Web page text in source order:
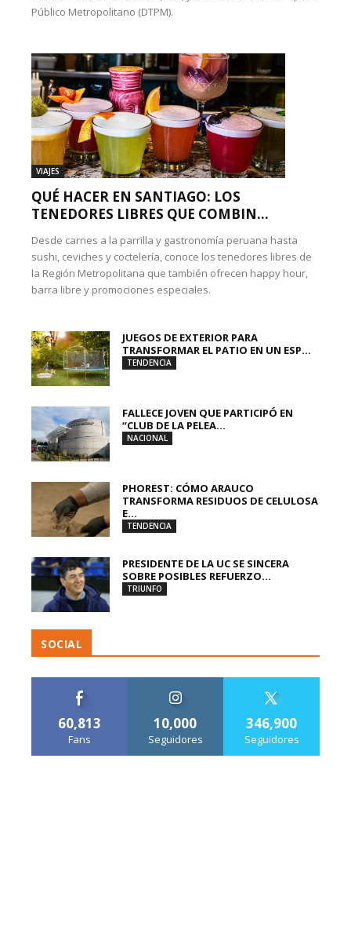
Público Metropolitano (DTPM).
VIAJES
QUÉ HACER EN SANTIAGO: LOS
TENEDORES LIBRES QUE COMBIN...
Desde carnes a la parrilla y gastronomía peruana hasta
sushi, ceviches y coctelería, conoce los tenedores libres de
la Región Metropolitana que también ofrecen happy hour,
barra libre y promociones especiales.
JUEGOS DE EXTERIOR PARA
TRANSFORMAR EL PATIO EN UN ESP...
TENDENCIA
FALLECE JOVEN QUE PARTICIPÓ EN
“CLUB DE LA PELEA...
NACIONAL
PHOREST: CÓMO ARAUCO
TRANSFORMA RESIDUOS DE CELULOSA
E...
TENDENCIA
PRESIDENTE DE LA UC SE SINCERA
SOBRE POSIBLES REFUERZO...
TRIUNFO
SOCIAL
60,813
Fans
10,000
Seguidores
346,900
Seguidores